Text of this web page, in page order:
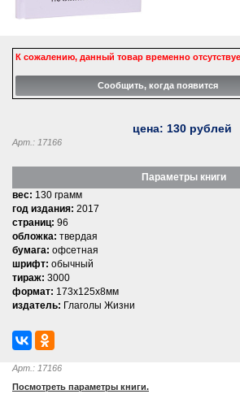
К сожалению, данный товар временно
цена: 130 рублей
Арт.: 17166
Параметры книги
вес: 130 грамм
год издания: 2017
страниц: 96
обложка: твердая
бумага: офсетная
шрифт: обычный
тираж: 3000
формат: 173x125x8мм
издатель: Глаголы Жизни
Арт.: 17166
Посмотреть параметры книги.